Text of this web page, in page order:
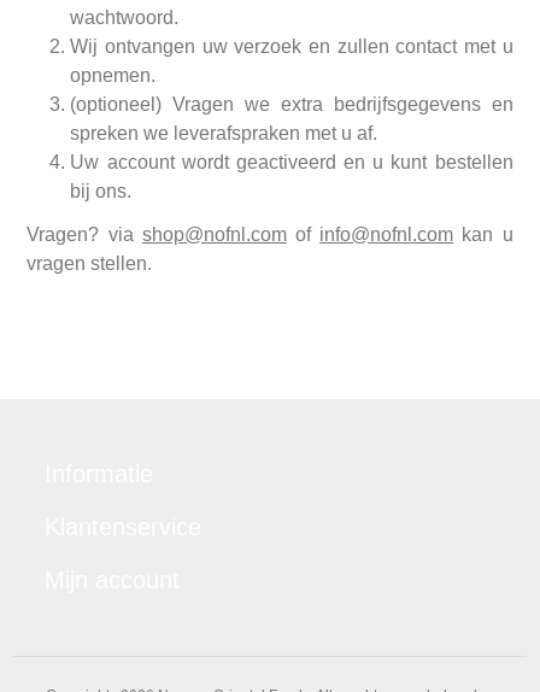
wachtwoord.
Wij ontvangen uw verzoek en zullen contact met u
opnemen.
(optioneel) Vragen we extra bedrijfsgegevens en
spreken we leverafspraken met u af.
Uw account wordt geactiveerd en u kunt bestellen
bij ons.
Vragen? via shop@nofnl.comof info@nofnl.com kan u
vragen stellen.